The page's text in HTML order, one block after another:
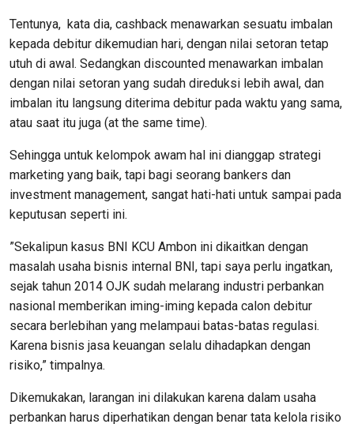
Tentunya, kata dia, cashback menawarkan sesuatu imbalan
kepada debitur dikemudian hari, dengan nilai setoran tetap
utuh di awal. Sedangkan discounted menawarkan imbalan
dengan nilai setoran yang sudah direduksi lebih awal, dan
imbalan itu langsung diterima debitur pada waktu yang sama,
atau saat itu juga (at the same time).
Sehingga untuk kelompok awam hal ini dianggap strategi
marketing yang baik, tapi bagi seorang bankers dan
investment management, sangat hati-hati untuk sampai pada
keputusan seperti ini.
”Sekalipun kasus BNI KCU Ambon ini dikaitkan dengan
masalah usaha bisnis internal BNI, tapi saya perlu ingatkan,
sejak tahun 2014 OJK sudah melarang industri perbankan
nasional memberikan iming-iming kepada calon debitur
secara berlebihan yang melampaui batas-batas regulasi.
Karena bisnis jasa keuangan selalu dihadapkan dengan
risiko,” timpalnya.
Dikemukakan, larangan ini dilakukan karena dalam usaha
perbankan harus diperhatikan dengan benar tata kelola risiko